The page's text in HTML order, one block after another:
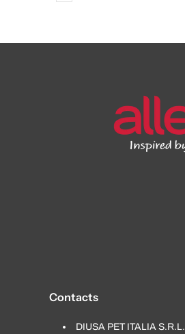
Contacts
DIUSA PET ITALIA S.R.L.